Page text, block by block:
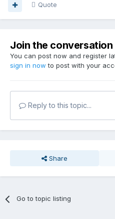
Quote
Join the conversation
You can post now and register
sign in now to post with your
Reply to this topic...
Share
Go to topic listing